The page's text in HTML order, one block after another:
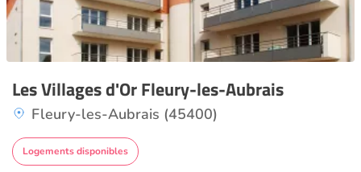
Les Villages d'Or Fleury-les-Aubrais
Fleury-les-Aubrais (45400)
Logements disponibles